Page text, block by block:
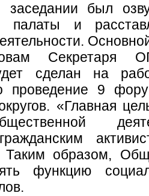
заседании был
палаты и
Секретаря
сделан на
проведение 9
«Главная
Таким образом,
функцию